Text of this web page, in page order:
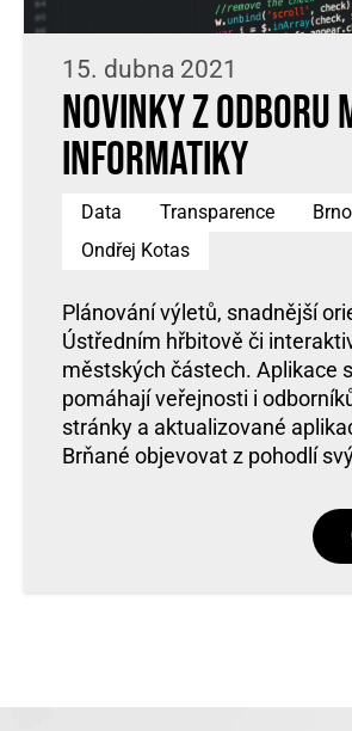
15. dubna 2021
Novinky z odboru
informatiky
Data Transparence
Brno
Ondřej Kotas
Plánování výletů, snadnější
Ústředním hřbitově či
městských částech. Aplikace
pomáhají veřejnosti i
stránky a aktualizované
Brňané objevovat z pohodlí